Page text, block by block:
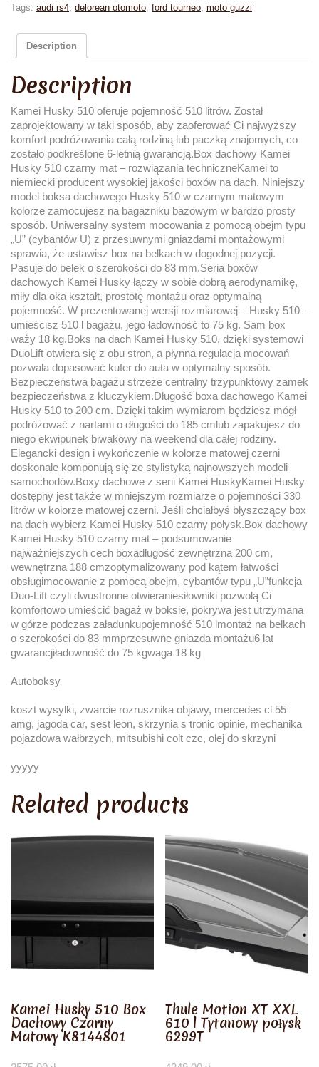
Tags: audi rs4, delorean otomoto, ford tourneo, moto guzzi
Description
Description
Kamei Husky 510 oferuje pojemność 510 litrów. Został
zaprojektowany w taki sposób, aby zaoferować Ci najwyższy
komfort podróżowania całą rodziną lub paczką znajomych, co
zostało podkreślone 6-letnią gwarancją.Box dachowy Kamei
Husky 510 czarny mat – rozwiązania techniczneKamei to
niemiecki producent wysokiej jakości boxów na dach. Niniejszy
model boksa dachowego Husky 510 w czarnym matowym
kolorze zamocujesz na bagażniku bazowym w bardzo prosty
sposób. Uniwersalny system mocowania z pomocą obejm typu
„U” (cybantów U) z przesuwnymi gniazdami montażowymi
sprawia, że ustawisz box na belkach w dogodnej pozycji.
Pasuje do belek o szerokości do 83 mm.Seria boxów
dachowych Kamei Husky łączy w sobie dobrą aerodynamikę,
miły dla oka kształt, prostotę montażu oraz optymalną
pojemność. W prezentowanej wersji rozmiarowej – Husky 510 –
umieścisz 510 l bagażu, jego ładowność to 75 kg. Sam box
waży 18 kg.Boks na dach Kamei Husky 510, dzięki systemowi
DuoLift otwiera się z obu stron, a płynna regulacja mocowań
pozwala dopasować kufer do auta w optymalny sposób.
Bezpieczeństwa bagażu strzeże centralny trzypunktowy zamek
bezpieczeństwa z kluczykiem.Długość boxa dachowego Kamei
Husky 510 to 200 cm. Dzięki takim wymiarom będziesz mógł
podróżować z nartami o długości do 185 cmlub zapakujesz do
niego ekwipunek biwakowy na weekend dla całej rodziny.
Elegancki design i wykończenie w kolorze matowej czerni
doskonale komponują się ze stylistyką najnowszych modeli
samochodów.Boxy dachowe z serii Kamei HuskyKamei Husky
dostępny jest także w mniejszym rozmiarze o pojemności 330
litrów w kolorze matowej czerni. Jeśli chciałbyś błyszczący box
na dach wybierz Kamei Husky 510 czarny połysk.Box dachowy
Kamei Husky 510 czarny mat – podsumowanie
najważniejszych cech boxadługość zewnętrzna 200 cm,
wewnętrzna 188 cmzoptymalizowany pod kątem łatwości
obsługimocowanie z pomocą obejm, cybantów typu „U”funkcja
Duo-Lift czyli dwustronne otwieraniesiłowniki pozwolą Ci
komfortowo umieścić bagaż w boksie, pokrywa jest utrzymana
w górze podczas załadunkupojemność 510 lmontaż na belkach
o szerokości do 83 mmprzesuwne gniazda montażu6 lat
gwarancjiładowność do 75 kgwaga 18 kg
Autoboksy
koszt wysylki, zwarcie rozrusznika objawy, mercedes cl 55
amg, jagoda car, sest leon, skrzynia s tronic opinie, mechanika
pojazdowa wałbrzych, mitsubishi colt czc, olej do skrzyni
yyyyy
Related products
Kamei Husky 510 Box
Dachowy Czarny
Matowy K8144801
Thule Motion XT XXL
610 l Tytanowy połysk
6299T